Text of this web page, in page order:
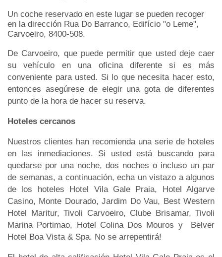
Un coche reservado en este lugar se pueden recoger
en la dirección Rua Do Barranco, Edifício "o Leme",
Carvoeiro, 8400-508.
De Carvoeiro, que puede permitir que usted deje caer
su vehículo en una oficina diferente si es más
conveniente para usted. Si lo que necesita hacer esto,
entonces asegúrese de elegir una gota de diferentes
punto de la hora de hacer su reserva.
Hoteles cercanos
Nuestros clientes han recomienda una serie de hoteles
en las inmediaciones. Si usted está buscando para
quedarse por una noche, dos noches o incluso un par
de semanas, a continuación, echa un vistazo a algunos
de los hoteles Hotel Vila Gale Praia, Hotel Algarve
Casino, Monte Dourado, Jardim Do Vau, Best Western
Hotel Maritur, Tivoli Carvoeiro, Clube Brisamar, Tivoli
Marina Portimao, Hotel Colina Dos Mouros y Belver
Hotel Boa Vista & Spa. No se arrepentirá!